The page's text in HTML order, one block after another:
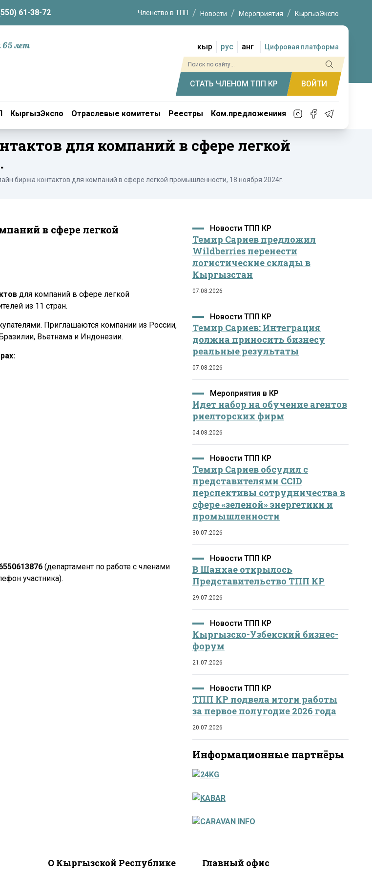
61-38-72 Членство в ТПП Новости Мероприятия КыргызЭкспо
65 лет кыр рус анг Цифровая платформа
СТАТЬ ЧЛЕНОМ ТПП КР ВОЙТИ
КыргызЭкспо Отраслевые комитеты Реестры Ком.предложениия
для компаний в сфере легкой
биржа контактов для компаний в сфере легкой промышленности, 18 ноября 2024г.
в сфере легкой
для компаний в сфере легкой
из 11 стран.
Приглашаются компании из России,
Вьетнама и Индонезии.
(департамент по работе с членами
участника).
Новости ТПП КР
Темир Сариев предложил
Wildberries перенести
логистические склады в
Кыргызстан
07.08.2026
Новости ТПП КР
Темир Сариев: Интеграция
должна приносить бизнесу
реальные результаты
07.08.2026
Мероприятия в КР
Идет набор на обучение агентов
риелторских фирм
04.08.2026
Новости ТПП КР
Темир Сариев обсудил с
представителями CCID
перспективы сотрудничества в
сфере «зеленой» энергетики и
промышленности
30.07.2026
Новости ТПП КР
В Шанхае открылось
Представительство ТПП КР
29.07.2026
Новости ТПП КР
Кыргызско-Узбекский бизнес-
форум
21.07.2026
Новости ТПП КР
ТПП КР подвела итоги работы
за первое полугодие 2026 года
20.07.2026
Информационные партнёры
О Кыргызской Республике Главный офис